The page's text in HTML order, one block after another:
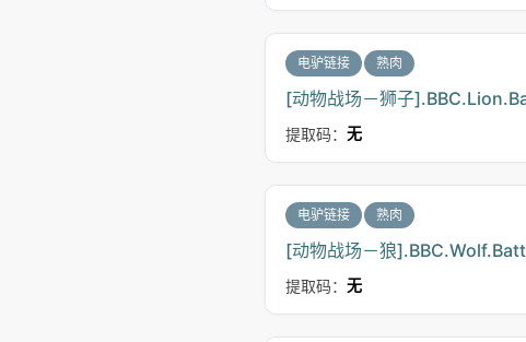
电驴链接 熟肉
[动物战场－狮子
提取码： 无
电驴链接 熟肉
[动物战场－狼
提取码： 无